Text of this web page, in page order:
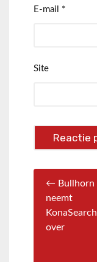
E-mail *
Site
← Bullhorn
neemt
KonaSearch
over